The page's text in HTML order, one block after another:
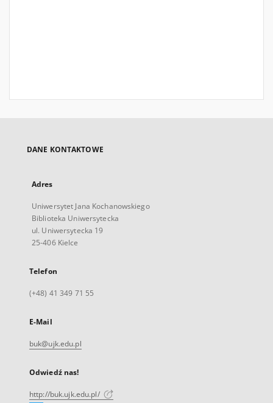
DANE KONTAKTOWE
Adres
Uniwersytet Jana Kochanowskiego
Biblioteka Uniwersytecka
ul. Uniwersytecka 19
25-406 Kielce
Telefon
(+48) 41 349 71 55
E-Mail
buk@ujk.edu.pl
Odwiedź nas!
http://buk.ujk.edu.pl/